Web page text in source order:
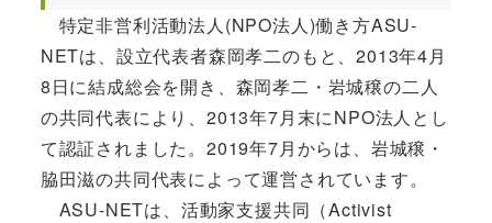
特定非営利活動法人(NPO法人)働き方ASU-
NETは、設立代表者森岡孝二のもと、2013年4月
8日に結成総会を開き、森岡孝二・岩城穣の二人
の共同代表により、2013年7月末にNPO法人とし
て認証されました。2019年7月からは、岩城穣・
脇田滋の共同代表によって運営されています。
ASU-NETは、活動家支援共同（Activist